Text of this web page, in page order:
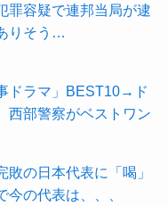
罪容疑で連邦当局が逮
りそう…
ドラマ」BEST10→ド
西部警察がベストワン
の日本代表に「喝」
の代表は、、、